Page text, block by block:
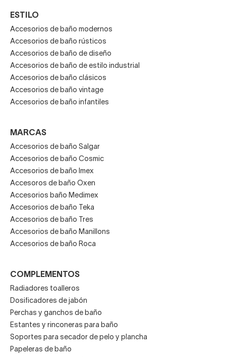
ESTILO
Accesorios de baño modernos
Accesorios de baño rústicos
Accesorios de baño de diseño
Accesorios de baño de estilo industrial
Accesorios de baño clásicos
Accesorios de baño vintage
Accesorios de baño infantiles
MARCAS
Accesorios de baño Salgar
Accesorios de baño Cosmic
Accesorios de baño Imex
Accesoros de baño Oxen
Accesorios baño Medimex
Accesorios de baño Teka
Accesorios de baño Tres
Accesorios de baño Manillons
Accesorios de baño Roca
COMPLEMENTOS
Radiadores toalleros
Dosificadores de jabón
Perchas y ganchos de baño
Estantes y rinconeras para baño
Soportes para secador de pelo y plancha
Papeleras de baño